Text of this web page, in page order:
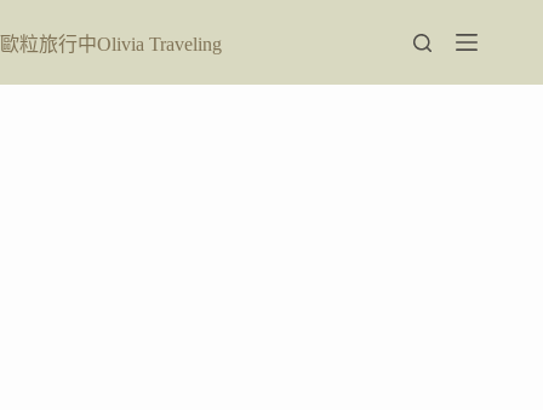
至
歐粒旅行中Olivia Traveling